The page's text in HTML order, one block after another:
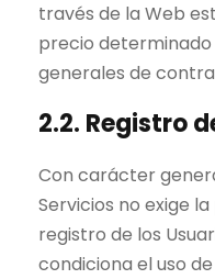
través de la Web
precio determinado
generales de
2.2. Registro
Con carácter
Servicios no exige
registro de los
condiciona el uso